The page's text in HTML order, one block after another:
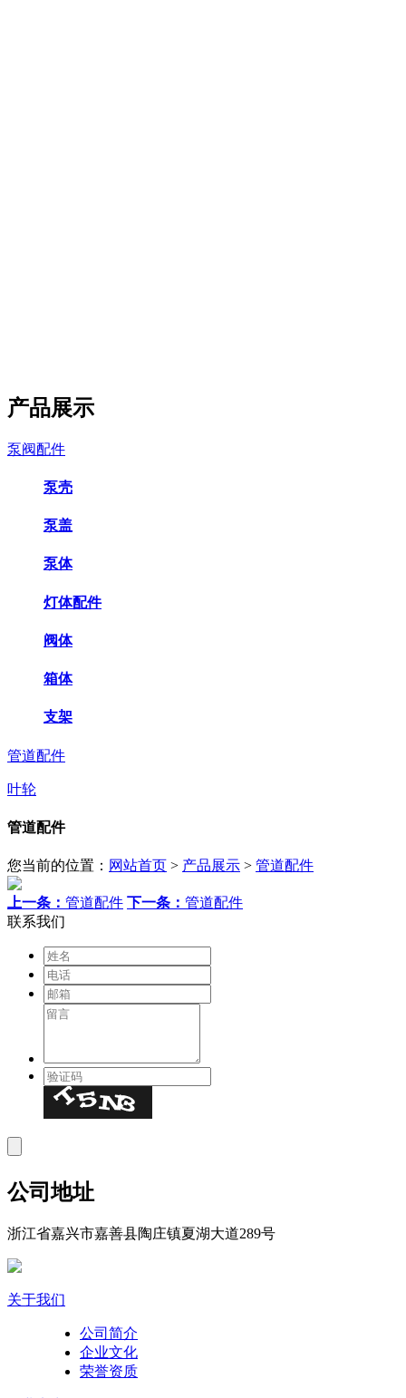
产品展示
泵阀配件
泵壳
泵盖
泵体
灯体配件
阀体
箱体
支架
管道配件
叶轮
管道配件
您当前的位置： 网站首页 > 产品展示 > 管道配件
上一条： 管道配件 下一条： 管道配件
联系我们
公司地址
浙江省嘉兴市嘉善县陶庄镇夏湖大道289号
关于我们
公司简介
企业文化
荣誉资质